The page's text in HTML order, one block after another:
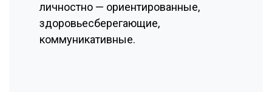
личностно — ориентированные,
здоровьесберегающие,
коммуникативные.